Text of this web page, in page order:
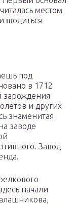
местом
под
в 1712
зарождения
и других
знаменитая
заводе
Завод
начали